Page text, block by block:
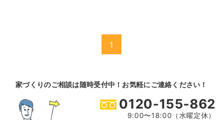
1
家づくりのご相談は随時受付中！お気軽にご連絡ください！
0120-155-862
9:00〜18:00（水曜定休）